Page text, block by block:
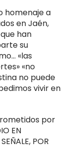
homenaje a
en Jaén,
han
su
«las
«no
no puede
vivir en
por
EN
POR